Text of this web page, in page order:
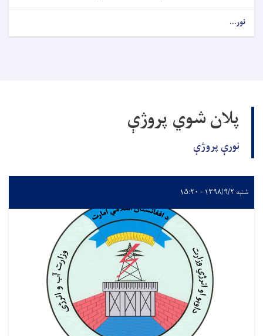
نور...
پلان شوي پروژې
نورې پروژې
شنبه ۱۳۹۸/۹/۲ - ۱۵:۲۰